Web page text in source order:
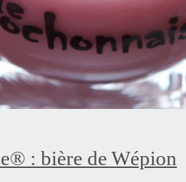
: bière de Wépion